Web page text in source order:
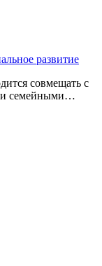
развитие
совмещать с
и семейными…